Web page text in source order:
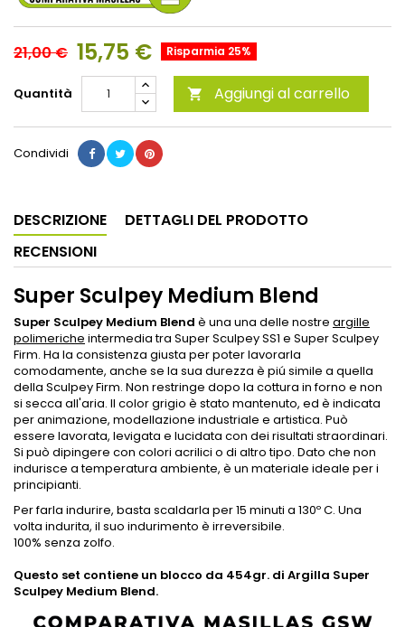
21,00 € 15,75 € Risparmia 25%
Quantità  Aggiungi al carrello
Condividi
DESCRIZIONE
DETTAGLI DEL PRODOTTO
RECENSIONI
Super Sculpey Medium Blend
Super Sculpey Medium Blend è una una delle nostre argille
polimeriche intermedia tra Super Sculpey SS1 e Super Sculpey
Firm. Ha la consistenza giusta per poter lavorarla
comodamente, anche se la sua durezza è piú simile a quella
della Sculpey Firm. Non restringe dopo la cottura in forno e non
si secca all'aria. Il color grigio è stato mantenuto, ed è indicata
per animazione, modellazione industriale e artistica. Può
essere lavorata, levigata e lucidata con dei risultati straordinari.
Si può dipingere con colori acrilici o di altro tipo. Dato che non
indurisce a temperatura ambiente, è un materiale ideale per i
principianti.
Per farla indurire, basta scaldarla per 15 minuti a 130º C. Una
volta indurita, il suo indurimento è irreversibile.
100% senza zolfo.
Questo set contiene un blocco da 454gr. di Argilla Super
Sculpey Medium Blend.